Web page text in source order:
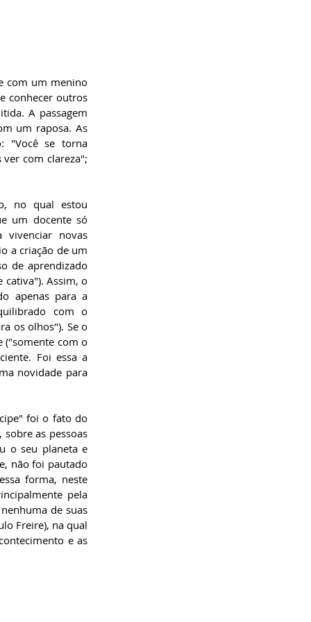
com um menino
conhecer outros
A passagem
um raposa. As
"Você se torna
com clareza";
no qual estou
um docente só
vivenciar novas
a criação de um
de aprendizado
Assim, o
apenas para a
com o
os olhos"). Se o
("somente com o
Foi essa a
novidade para
foi o fato do
as pessoas
o seu planeta e
não foi pautado
forma, neste
pela
de suas
Freire), na qual
e as